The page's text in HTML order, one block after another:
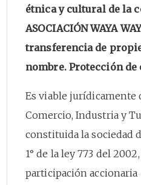
étnica y cultural de la
ASOCIACIÓN WAYA
transferencia de
nombre. Protección
Es viable jurídicamente
Comercio, Industria y
constituida la sociedad
1° de la ley 773 del
participación